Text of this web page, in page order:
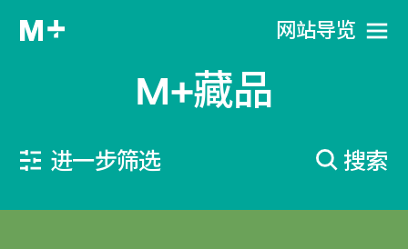
网站导览
M+藏品
进一步筛选 搜索